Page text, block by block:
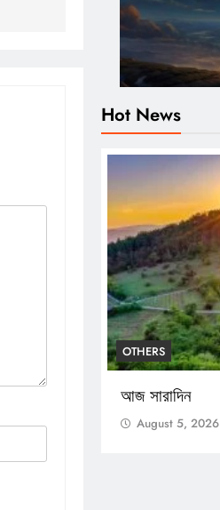
Hot News
OTHERS
আজ সারাদিন
August 5, 2026